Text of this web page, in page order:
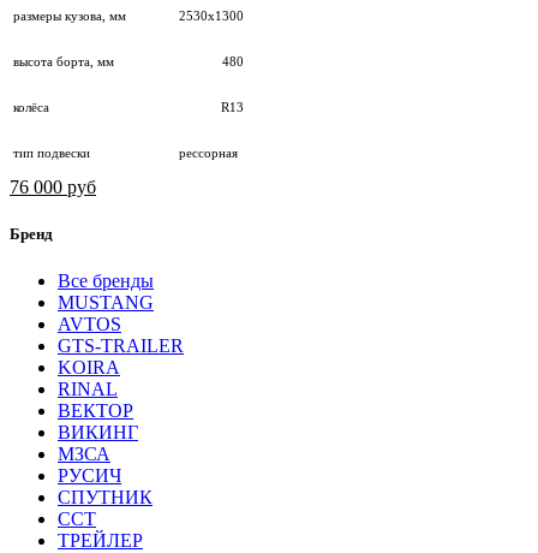
размеры кузова, мм 2530х1300
высота борта, мм 480
колёса R13
тип подвески рессорная
76 000 руб
Бренд
Все бренды
MUSTANG
AVTOS
GTS-TRAILER
KOIRA
RINAL
ВЕКТОР
ВИКИНГ
МЗСА
РУСИЧ
СПУТНИК
ССТ
ТРЕЙЛЕР